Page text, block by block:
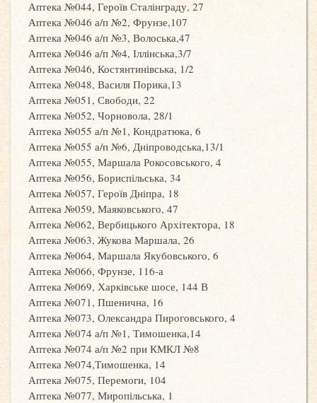
Аптека №044, Героїв Сталінграду, 27
Аптека №046 а/п №2, Фрунзе,107
Аптека №046 а/п №3, Волоська,47
Аптека №046 а/п №4, Іллінська,3/7
Аптека №046, Костянтинівська, 1/2
Аптека №048, Василя Порика,13
Аптека №051, Свободи, 22
Аптека №052, Чорновола, 28/1
Аптека №055 а/п №1, Кондратюка, 6
Аптека №055 а/п №6, Дніпроводська,13/1
Аптека №055, Маршала Рокосовського, 4
Аптека №056, Бориспільська, 34
Аптека №057, Героїв Дніпра, 18
Аптека №059, Маяковського, 47
Аптека №062, Вербицького Архітектора, 18
Аптека №063, Жукова Маршала, 26
Аптека №064, Маршала Якубовського, 6
Аптека №066, Фрунзе, 116-а
Аптека №069, Харківське шосе, 144 В
Аптека №071, Пшенична, 16
Аптека №073, Олександра Пироговського, 4
Аптека №074 а/п №1, Тимошенка,14
Аптека №074 а/п №2 при КМКЛ №8
Аптека №074,Тимошенка, 14
Аптека №075, Перемоги, 104
Аптека №077, Миропільська, 1